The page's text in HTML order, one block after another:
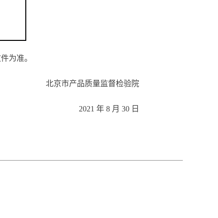
为准。
北京市产品质量监督检验院
2021 年 8 月 30 日